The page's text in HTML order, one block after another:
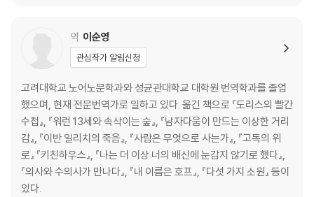
역 이순영
관심작가 알림신청
고려대학교 노어노문학과와 성균관대학교 대학원 번역학과를 졸업
했으며, 현재 전문번역가로 일하고 있다. 옮긴 책으로 『도리스의 빨간
수첩』, 『워런 13세와 속삭이는 숲』, 『남자다움이 만드는 이상한 거리
감』, 『이반 일리치의 죽음』, 『사람은 무엇으로 사는가』, 『고독의 위
로』 『키친하우스』, 『나는 더 이상 너의 배신에 눈감지 않기로 했다』,
『의사와 수의사가 만나다』, 『내 이름은 호프』, 『다섯 가지 소원』 등이
있다.